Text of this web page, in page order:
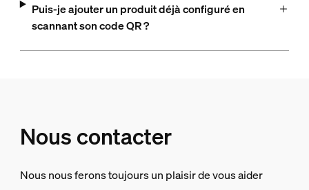
Puis-je ajouter un produit déjà configuré en
scannant son code QR ?
Nous contacter
Nous nous ferons toujours un plaisir de vous aider